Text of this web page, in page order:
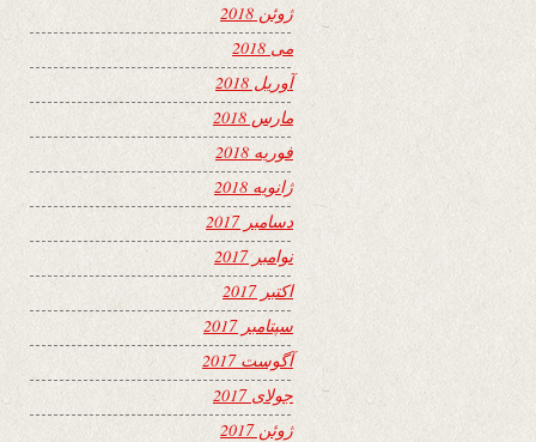
ژوئن 2018
می 2018
آوریل 2018
مارس 2018
فوریه 2018
ژانویه 2018
دسامبر 2017
نوامبر 2017
اکتبر 2017
سپتامبر 2017
آگوست 2017
جولای 2017
ژوئن 2017